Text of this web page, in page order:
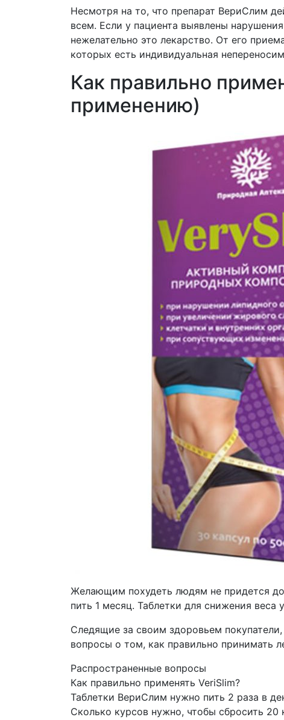
Несмотря на то, что препарат ВериСлим
всем. Если у пациента выявлены
нежелательно это лекарство. От его
которых есть индивидуальная
Как правильно
применению)
Желающим похудеть людям не придется
пить 1 месяц. Таблетки для снижения
Следящие за своим здоровьем
вопросы о том, как правильно принимать
Распространенные вопросы
Как правильно применять VeriSlim?
Таблетки ВериСлим нужно пить 2 раза в
Сколько курсов нужно, чтобы сбросить 20